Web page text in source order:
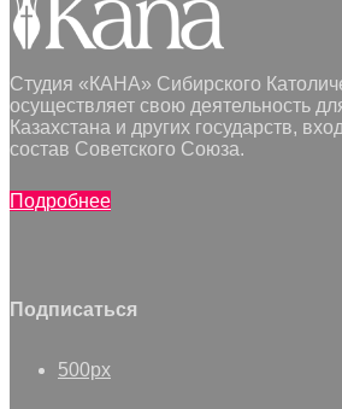
Студия «КАНА» Сибирского
осуществляет свою деятельность
Казахстана и других государств,
состав Советского Союза.
Подробнее
Подписаться
500px